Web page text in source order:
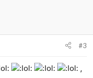
#3
,